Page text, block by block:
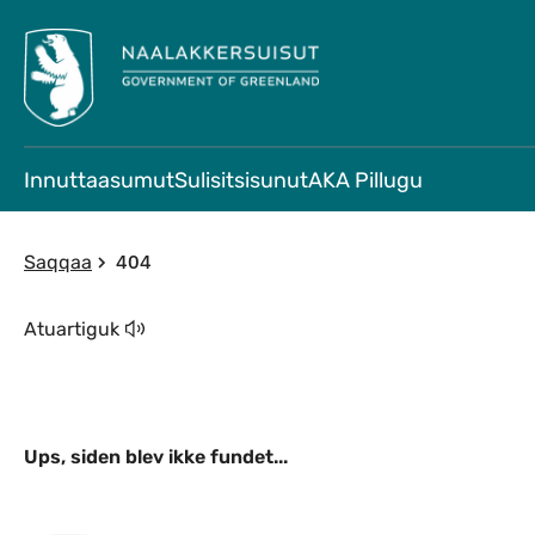
InnuttaasumutSulisitsisunutAKA Pillugu
Saqqaa 404
Atuartiguk
Ups, siden blev ikke fundet...